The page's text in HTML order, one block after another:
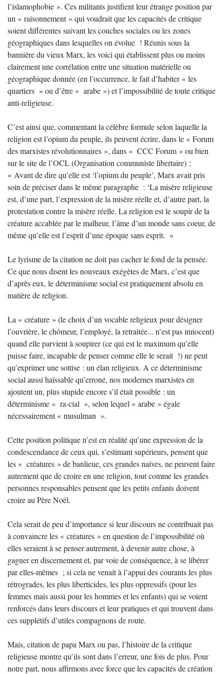
l’islamophobie ». Ces militants justifient leur étrange position par
un « raisonnement » qui voudrait que les capacités de critique
soient différentes suivant les couches sociales ou les zones
géographiques dans lesquelles on évolue ! Réunis sous la
bannière du vieux Marx, les voici qui établissent plus ou moins
clairement une corrélation entre une situation matérielle ou
géographique donnée (en l’occurrence, le fait d’habiter « les
quartiers » ou d’être « arabe ») et l’impossibilité de toute critique
anti-religieuse.
C’est ainsi que, commentant la célèbre formule selon laquelle la
religion est l’opium du peuple, ils peuvent écrire, dans le « Forum
des marxistes révolutionnaires », dans « CCC Forum » ou bien
sur le site de l’OCL (Organisation communiste libertaire) :
« Avant de dire qu’elle est ‘l’opium du peuple’, Marx avait pris
soin de préciser dans le même paragraphe : ‘La misère religieuse
est, d’une part, l’expression de la misère réelle et, d’autre part, la
protestation contre la misère réelle. La religion est le soupir de la
créature accablée par le malheur, l’âme d’un monde sans coeur, de
même qu’elle est l’esprit d’une époque sans esprit. »
Le lyrisme de la citation ne doit pas cacher le fond de la pensée.
Ce que nous disent les nouveaux exégètes de Marx, c’est que
d’après eux, le déterminisme social est pratiquement absolu en
matière de religion.
La « créature » (le choix d’un vocable religieux pour désigner
l’ouvrière, le chômeur, l’employé, la retraitée... n’est pas innocent)
quand elle parvient à soupirer (ce qui est le maximum qu’elle
puisse faire, incapable de penser comme elle le serait !) ne peut
qu’exprimer une sottise : un élan religieux. A ce déterminisme
social aussi haïssable qu’erroné, nos modernes marxistes en
ajoutent un, plus stupide encore s’il était possible : un
déterminisme « ra-cial », selon lequel « arabe » égale
nécessairement « musulman ».
Cette position politique n’est en réalité qu’une expression de la
condescendance de ceux qui, s’estimant supérieurs, pensent que
les « créatures » de banlieue, ces grandes naïves, ne peuvent faire
autrement que de croire en une religion, tout comme les grandes
personnes responsables pensent que les petits enfants doivent
croire au Père Noël.
Cela serait de peu d’importance si leur discours ne contribuait pas
à convaincre les « créatures » en question de l’impossibilité où
elles seraient à se penser autrement, à devenir autre chose, à
gagner en discernement et, par voie de conséquence, à se libérer
par elles-mêmes ; si cela ne venait à l’appui des courants les plus
rétrogrades, les plus liberticides, les plus oppressifs (pour les
femmes mais aussi pour les hommes et les enfants) qui se voient
renforcés dans leurs discours et leur pratiques et qui trouvent dans
ces supplétifs d’utiles compagnons de route.
Mais, citation de papa Marx ou pas, l’histoire de la critique
religieuse montre qu’ils sont dans l’erreur, une fois de plus. Pour
notre part, nous affirmons avec force que les capacités de création